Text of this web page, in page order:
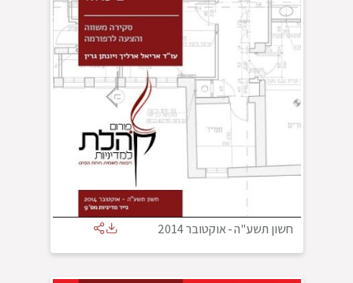
חשון תשע"ה-אוקטובר 2014